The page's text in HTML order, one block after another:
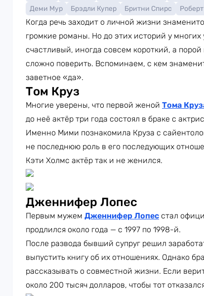
Деми Мур
Брэдли Купер Бритни Спирс
Когда речь заходит о личной жизни
громкие романы. Но до этих историй у
счастливый, иногда совсем короткий, а
сложно поверить. Вспоминаем, с кем
заветное «да».
Том Круз
Многие уверены, что первой женой Тома
до неё актёр три года состоял в браке с
Именно Мими познакомила Круза с
не последнюю роль в его последующих
Кэти Холмс актёр так и не женился.
Дженнифер Лопес
Первым мужем Дженнифер Лопес стал
продлился около года — с 1997 по 1998-й.
После развода бывший супруг решил
выпустить книгу об их отношениях. Однако
рассказывать о совместной жизни. Если
около 200 тысяч долларов, чтобы тот